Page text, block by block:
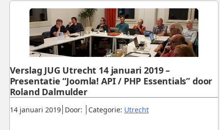
Gepubliceerd:
14 januari 2019. Door: Categorie: Utrecht.
Verslag JUG Utrecht 14 januari 2019 –
Presentatie “Joomla! API / PHP Essentials” door
Roland Dalmulder